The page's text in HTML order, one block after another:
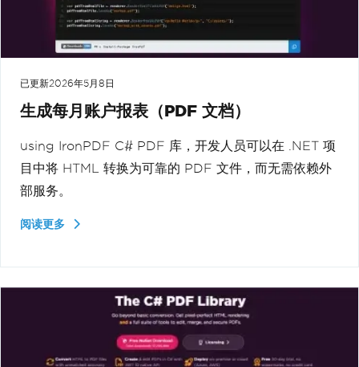
已更新2026年5月8日
生成每月账户报表（PDF 文档）
using IronPDF C# PDF 库，开发人员可以在 .NET 项
目中将 HTML 转换为可靠的 PDF 文件，而无需依赖外
部服务。
阅读更多